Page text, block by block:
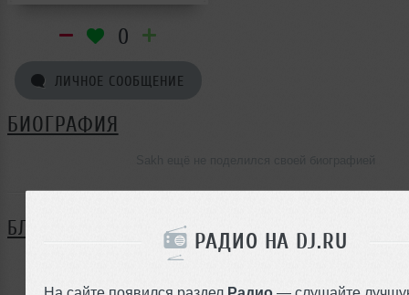
РАДИО НА DJ.RU
На сайте появился раздел Радио — слушайте
0
ЛИЧНОЕ СООБЩЕНИЕ
БИОГРАФИЯ
БЛОГ